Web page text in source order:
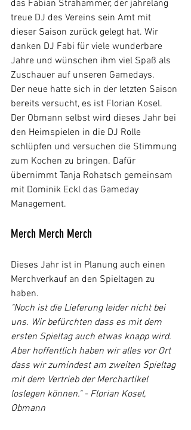
das Fabian Strahammer, der jahrelang
treue DJ des Vereins sein Amt mit
dieser Saison zurück gelegt hat. Wir
danken DJ Fabi für viele wunderbare
Jahre und wünschen ihm viel Spaß als
Zuschauer auf unseren Gamedays.
Der neue hatte sich in der letzten Saison
bereits versucht, es ist Florian Kosel.
Der Obmann selbst wird dieses Jahr bei
den Heimspielen in die DJ Rolle
schlüpfen und versuchen die Stimmung
zum Kochen zu bringen. Dafür
übernimmt Tanja Rohatsch gemeinsam
mit Dominik Eckl das Gameday
Management.
Merch Merch Merch
Dieses Jahr ist in Planung auch einen
Merchverkauf an den Spieltagen zu
haben.
"Noch ist die Lieferung leider nicht bei
uns. Wir befürchten dass es mit dem
ersten Spieltag auch etwas knapp wird.
Aber hoffentlich haben wir alles vor Ort
dass wir zumindest am zweiten Spieltag
mit dem Vertrieb der Merchartikel
loslegen können." - Florian Kosel,
Obmann